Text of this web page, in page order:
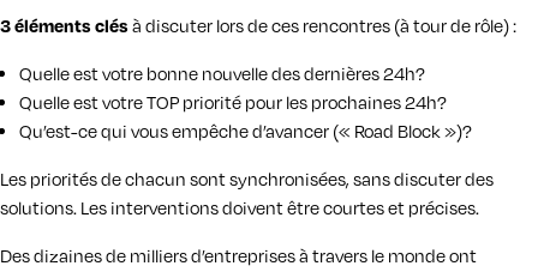
3 éléments clés à discuter lors de ces rencontres (à tour de rôle) :
Quelle est votre bonne nouvelle des dernières 24h?
Quelle est votre TOP priorité pour les prochaines 24h?
Qu’est-ce qui vous empêche d’avancer (« Road Block »)?
Les priorités de chacun sont synchronisées, sans discuter des
solutions. Les interventions doivent être courtes et précises.
Des dizaines de milliers d’entreprises à travers le monde ont